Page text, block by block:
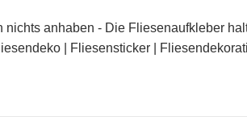
anhaben - Die Fliesenaufkleber
| Fliesensticker |